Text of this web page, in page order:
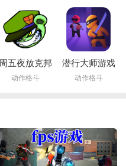
周五夜放克邦
佐兔(Friday
动作格斗
潜行大师游戏
下载
动作格斗